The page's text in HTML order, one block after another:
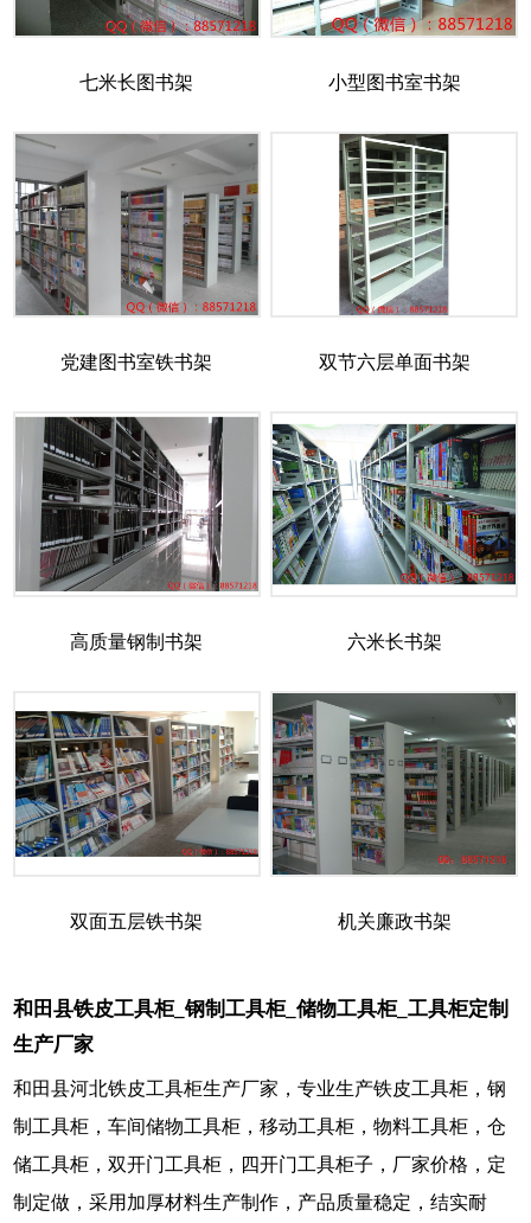
七米长图书架 小型图书室书架
党建图书室铁书架 双节六层单面书架
高质量钢制书架 六米长书架
双面五层铁书架 机关廉政书架
和田县铁皮工具柜_钢制工具柜_储物工具柜_工具柜定制
生产厂家
和田县河北铁皮工具柜生产厂家，专业生产铁皮工具柜，钢
制工具柜，车间储物工具柜，移动工具柜，物料工具柜，仓
储工具柜，双开门工具柜，四开门工具柜子，厂家价格，定
制定做，采用加厚材料生产制作，产品质量稳定，结实耐